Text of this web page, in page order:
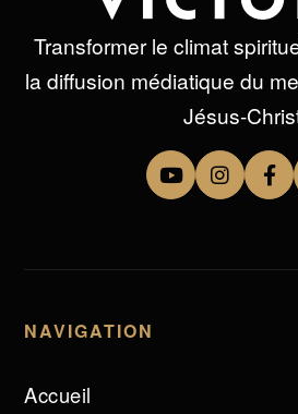
Transformer le climat
la diffusion médiatique du
Jésus-
NAVIGATION
Accueil